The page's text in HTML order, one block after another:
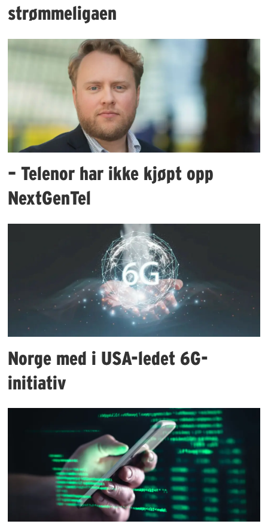
strømmeligaen
– Telenor har ikke kjøpt opp
NextGenTel
Norge med i USA-ledet 6G-
initiativ